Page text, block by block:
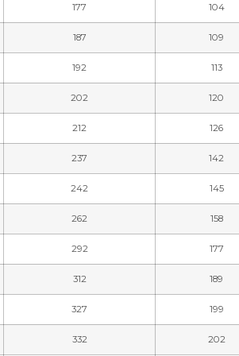
177 104
187 109
192 113
202 120
212 126
237 142
242 145
262 158
292 177
312 189
327 199
332 202